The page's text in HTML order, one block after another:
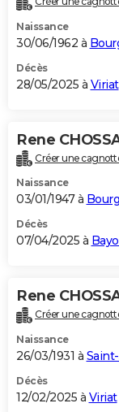
Naissance
30/06/1962 à
Décès
28/05/2025 à Viriat
Rene
Créer une
Naissance
03/01/1947 à
Décès
07/04/2025 à
Rene
Créer une
Naissance
26/03/1931 à
Décès
12/02/2025 à Viriat